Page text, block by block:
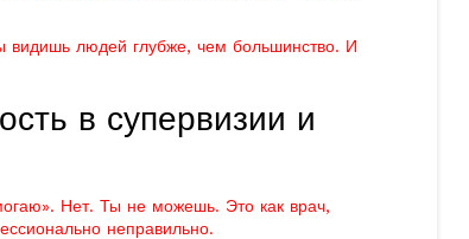
видишь людей глубже, чем большинство. И
в супервизии и
Нет. Ты не можешь. Это как врач,
неправильно.